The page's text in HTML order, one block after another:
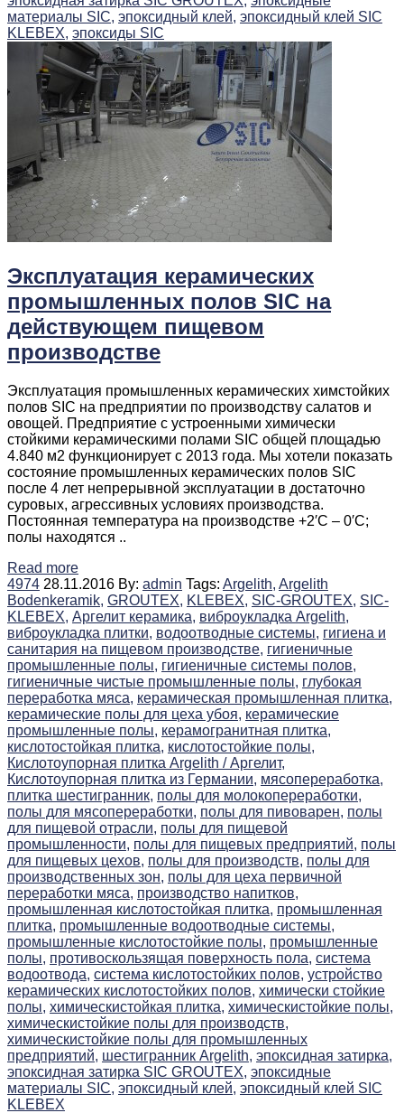
материалы SIC, эпоксидный клей, эпоксидный клей SIC
KLEBEX, эпоксиды SIC
Эксплуатация керамических
промышленных полов SIC на
действующем пищевом
производстве
Эксплуатация промышленных керамических химстойких
полов SIC на предприятии по производству салатов и
овощей. Предприятие с устроенными химически
стойкими керамическими полами SIC общей площадью
4.840 м2 функционирует с 2013 года. Мы хотели показать
состояние промышленных керамических полов SIC
после 4 лет непрерывной эксплуатации в достаточно
суровых, агрессивных условиях производства.
Постоянная температура на производстве +2′C – 0′C;
полы находятся ..
Read more
4974 28.11.2016 By: admin Tags: Argelith, Argelith
Bodenkeramik, GROUTEX, KLEBEX, SIC-GROUTEX, SIC-
KLEBEX, Аргелит керамика, виброукладка Argelith,
виброукладка плитки, водоотводные системы, гигиена и
санитария на пищевом производстве, гигиеничные
промышленные полы, гигиеничные системы полов,
гигиеничные чистые промышленные полы, глубокая
переработка мяса, керамическая промышленная плитка,
керамические полы для цеха убоя, керамические
промышленные полы, керамогранитная плитка,
кислотостойкая плитка, кислотостойкие полы,
Кислотоупорная плитка Argelith / Аргелит,
Кислотоупорная плитка из Германии, мясопереработка,
плитка шестигранник, полы для молокопереработки,
полы для мясопереработки, полы для пивоварен, полы
для пищевой отрасли, полы для пищевой
промышленности, полы для пищевых предприятий, полы
для пищевых цехов, полы для производств, полы для
производственных зон, полы для цеха первичной
переработки мяса, производство напитков,
промышленная кислотостойкая плитка, промышленная
плитка, промышленные водоотводные системы,
промышленные кислотостойкие полы, промышленные
полы, противоскользящая поверхность пола, система
водоотвода, система кислотостойких полов, устройство
керамических кислотостойких полов, химически стойкие
полы, химическистойкая плитка, химическистойкие полы,
химическистойкие полы для производств,
химическистойкие полы для промышленных
предприятий, шестигранник Argelith, эпоксидная затирка,
эпоксидная затирка SIC GROUTEX, эпоксидные
материалы SIC, эпоксидный клей, эпоксидный клей SIC
KLEBEX